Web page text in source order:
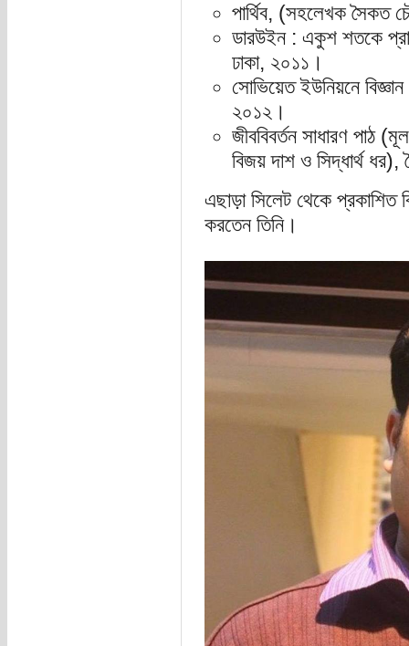
পার্থিব, (সহলেখক সৈকত
ডারউইন : একুশ শতকে
ঢাকা, ২০১১।
সোভিয়েত ইউনিয়নে
২০১২।
জীববিবর্তন সাধারণ পাঠ
বিজয় দাশ ও সিদ্ধার্থ
এছাড়া সিলেট থেকে প্রকাশিত
করতেন তিনি।